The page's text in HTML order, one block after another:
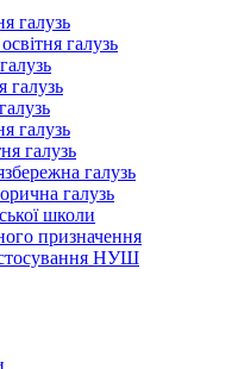
галузь
галузь
галузь
галузь
галузь
галузь
галузь
школи
призначення
НУШ